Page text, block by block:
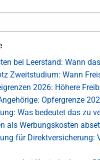
bei Leerstand: Wann
Zweitstudium: Wann
2026: Höhere
Opfergrenze
Was bedeutet das zu
als Werbungskosten
für Direktversicherung: